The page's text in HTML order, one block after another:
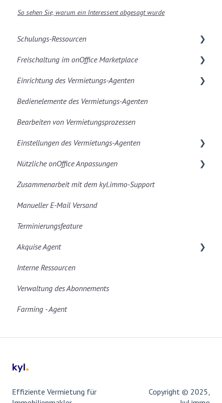
So sehen Sie, warum ein Interessent abgesagt wurde
Schulungs-Ressourcen
Automatisierung
Freischaltung im onOffice Marketplace
Mandantenkonto anlegen & Freischaltung
Einrichtung des Vermietungs-Agenten
Konfigurationen in onOffice
Konfigurationen im Vermietungs-Agenten
Interessentenreiter
Bedienelemente des Vermietungs-Agenten
Bearbeiten von Vermietungsprozessen
Einstellungen des Vermietungs-Agenten
Automatisierungen
E-Mail
Einstellungen
Formulare
Nützliche onOffice Anpassungen
Allgemeine Einstellungen
Nützliche onOffice Prozesse
Zusammenarbeit mit dem kyl.immo-Support
Manueller E-Mail Versand
Terminierungsfeature
Akquise Agent
Datenbank & Synchronisiation
Qualifizierung & Mapping
Interne Ressourcen
Verwaltung des Abonnements
Farming - Agent
Effiziente Vermietung für
Copyright © 2025,